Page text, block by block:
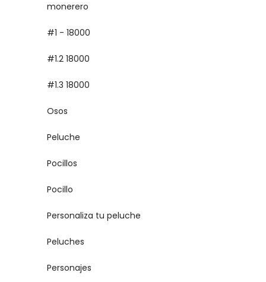
monerero
#1 - 18000
#1.2 18000
#1.3 18000
Osos
Peluche
Pocillos
Pocillo
Personaliza tu peluche
Peluches
Personajes